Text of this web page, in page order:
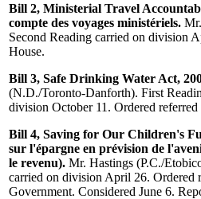
Bill 2, Ministerial Travel
compte des voyages ministériels.
Second Reading carried on division
House.
Bill 3, Safe Drinking Water Act,
(N.D./Toronto-Danforth). First
division October 11. Ordered
Bill 4, Saving for Our Children's
sur l'épargne en prévision de
le revenu). Mr. Hastings (P.C./
carried on division April 26. Ordered
Government. Considered June 6.